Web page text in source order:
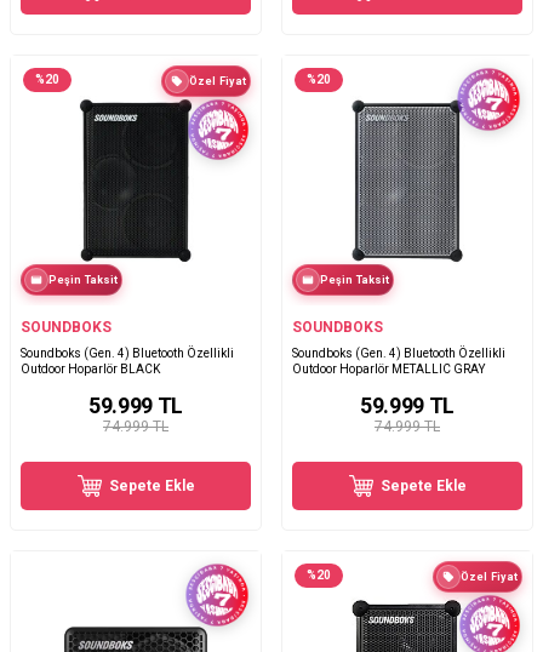
%20 Özel Fiyat
Peşin Taksit
SOUNDBOKS
Soundboks (Gen. 4) Bluetooth Özellikli
Outdoor Hoparlör BLACK
74.999 TL
59.999TL
Sepete Ekle
%20
Peşin Taksit
SOUNDBOKS
Soundboks (Gen. 4) Bluetooth Özellikli
Outdoor Hoparlör METALLIC GRAY
74.999 TL
59.999TL
Sepete Ekle
%20 Özel Fiyat